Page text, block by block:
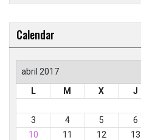
Calendar
abril 2017
L
M X J
3
4 5 6
10
11 12 13